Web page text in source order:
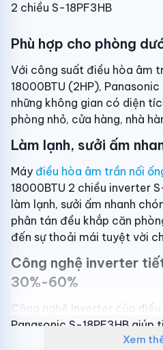
Phù hợp cho phòng
Với công suất điều hòa âm
18000BTU (2HP),
những không gian có diện
phòng nhỏ, cửa hàng, nhà
Làm lạnh, sưởi ấm
Máy điều hòa âm trần nối
18000BTU 2 chiều inverter
làm lạnh, sưởi ấm nhanh
phân tán đều khắp căn
đến sự thoải mái tuyệt vời
Công nghệ inverter
30%-60%
Công nghệ Inverter của
Panasonic S-18PF3HB giúp
quả bằng cách thay đổi tốc
Xem